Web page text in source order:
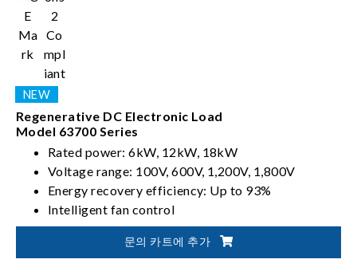
Regenerative DC Electronic Load
Model 63700 Series
Rated power: 6kW, 12kW, 18kW
Voltage range: 100V, 600V, 1,200V, 1,800V
Energy recovery efficiency: Up to 93%
Intelligent fan control
문의 카트에 추가